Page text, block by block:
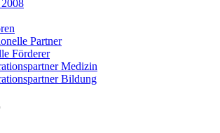
Partner
Förderer
Medizin
Bildung